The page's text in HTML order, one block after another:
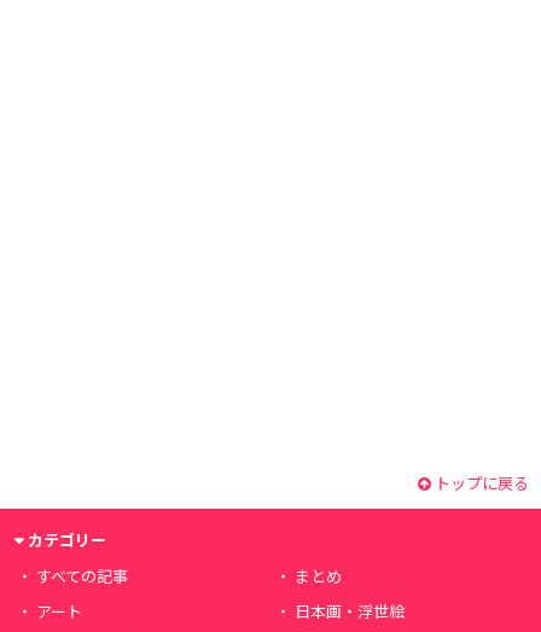
トップに戻る
カテゴリー
すべての記事
まとめ
アート
日本画・浮世絵